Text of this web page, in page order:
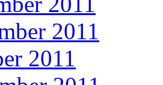
2011
2011